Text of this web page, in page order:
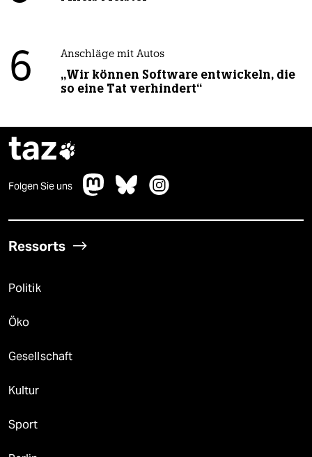
6 Anschläge mit Autos
„Wir können Software entwickeln, die
so eine Tat verhindert“
taz
Folgen Sie uns
Ressorts
Politik
Öko
Gesellschaft
Kultur
Sport